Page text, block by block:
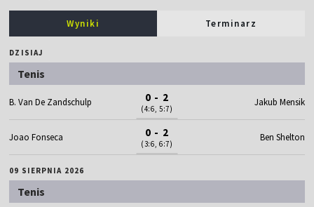
Wyniki Terminarz
DZISIAJ
Tenis
B. Van De Zandschulp 0 - 2
(4:6, 5:7)
Jakub Mensik
Joao Fonseca 0 - 2
(3:6, 6:7)
Ben Shelton
09 SIERPNIA 2026
Tenis